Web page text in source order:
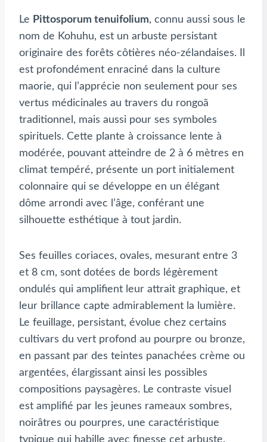
Le Pittosporum tenuifolium, connu aussi sous le
nom de Kohuhu, est un arbuste persistant
originaire des forêts côtières néo-zélandaises. Il
est profondément enraciné dans la culture
maorie, qui l’apprécie non seulement pour ses
vertus médicinales au travers du rongoā
traditionnel, mais aussi pour ses symboles
spirituels. Cette plante à croissance lente à
modérée, pouvant atteindre de 2 à 6 mètres en
climat tempéré, présente un port initialement
colonnaire qui se développe en un élégant
dôme arrondi avec l’âge, conférant une
silhouette esthétique à tout jardin.
Ses feuilles coriaces, ovales, mesurant entre 3
et 8 cm, sont dotées de bords légèrement
ondulés qui amplifient leur attrait graphique, et
leur brillance capte admirablement la lumière.
Le feuillage, persistant, évolue chez certains
cultivars du vert profond au pourpre ou bronze,
en passant par des teintes panachées crème ou
argentées, élargissant ainsi les possibles
compositions paysagères. Le contraste visuel
est amplifié par les jeunes rameaux sombres,
noirâtres ou pourpres, une caractéristique
typique qui habille avec finesse cet arbuste.